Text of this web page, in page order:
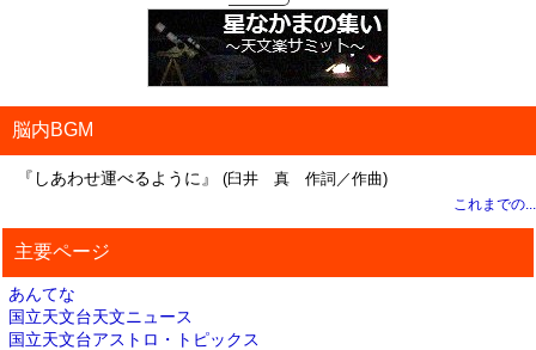
脳内BGM
『しあわせ運べるように』 (臼井 真 作詞／作曲)
これまでの...
主要ページ
あんてな
国立天文台天文ニュース
国立天文台アストロ・トピックス